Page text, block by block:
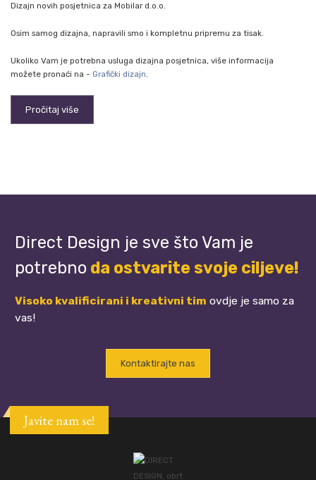
Dizajn novih posjetnica za Mobilar d.o.o.
Osim samog dizajna, napravili smo i kompletnu pripremu za tisak.
Ukoliko Vam je potrebna usluga dizajna posjetnica, više informacija
možete pronaći na - Grafički dizajn.
Pročitaj više
Direct Design je sve što Vam je
potrebno da ostvarite svoje ciljeve!
Visoko kvalificirani i kreativni tim ovdje je samo za
vas!
Kontaktirajte nas
Javite nam se!